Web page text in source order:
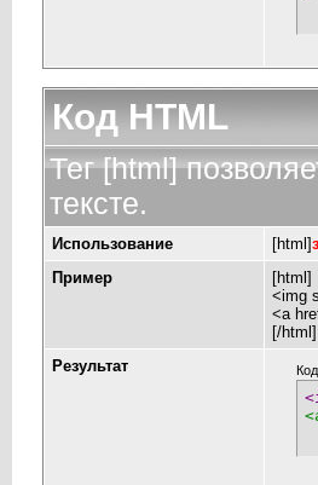
Код HTML
Тег [html]
тексте.
Использование [html]
Пример
[html]
<img
<a
[/html]
Результат